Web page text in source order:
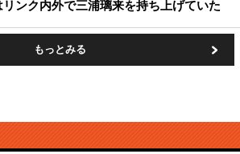
ンク内外で三浦璃来を持ち上げていた
もっとみる